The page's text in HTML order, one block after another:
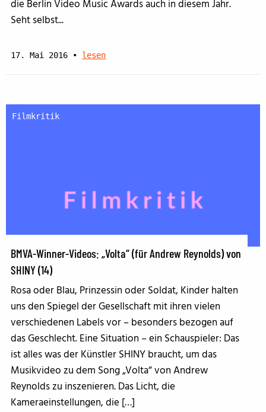
die Berlin Video Music Awards auch in diesem Jahr.
Seht selbst...
17. Mai 2016 • lesen
Filmkritik
BMVA-Winner-Videos: „Volta“ (für Andrew Reynolds) von
SHINY (14)
Rosa oder Blau, Prinzessin oder Soldat, Kinder halten
uns den Spiegel der Gesellschaft mit ihren vielen
verschiedenen Labels vor – besonders bezogen auf
das Geschlecht. Eine Situation – ein Schauspieler: Das
ist alles was der Künstler SHINY braucht, um das
Musikvideo zu dem Song „Volta“ von Andrew
Reynolds zu inszenieren. Das Licht, die
Kameraeinstellungen, die […]